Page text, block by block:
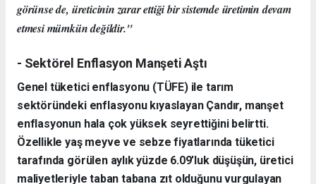
görünse de, üreticinin zarar ettiği bir sistemde üretimin devam
etmesi mümkün değildir."
- Sektörel Enflasyon Manşeti Aştı
Genel tüketici enflasyonu (TÜFE) ile tarım
sektöründeki enflasyonu kıyaslayan Çandır, manşet
enflasyonun hala çok yüksek seyrettiğini belirtti.
Özellikle yaş meyve ve sebze fiyatlarında tüketici
tarafında görülen aylık yüzde 6.09’luk düşüşün, üretici
maliyetleriyle taban tabana zıt olduğunu vurgulayan